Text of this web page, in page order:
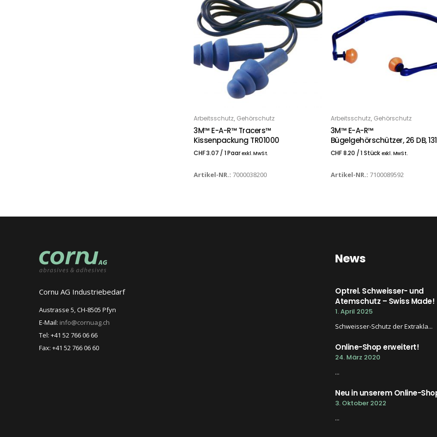
IN DEN WARENKORB
Arbeitsschutz, Gehörschutz
3M™ E-A-R™ Tracers™
Kissenpackung TR01000
CHF3.07 / 1 Paarexkl. MwSt.
Artikel-NR.: 7000038200
IN DEN WARENKORB
Arbeitsschutz, Gehörschutz
3M™ E-A-R™
Bügelgehörschützer, 26 DB,
CHF8.20 / 1 Stück exkl. MwSt.
Artikel-NR.: 7100089592
Cornu AG Industriebedarf
Austrasse 5, CH-8505 Pfyn
E-Mail: info@cornuag.ch
Tel: +41 52 766 06 66
Fax: +41 52 766 06 60
News
Optrel. Schweisser- und
Atemschutz – Swiss Made!
1. April 2025
Schweisser-Schutz der Extrakla...
Online-Shop erweitert!
24. März 2020
...
Neu in unserem Online-
3. Oktober 2022
...